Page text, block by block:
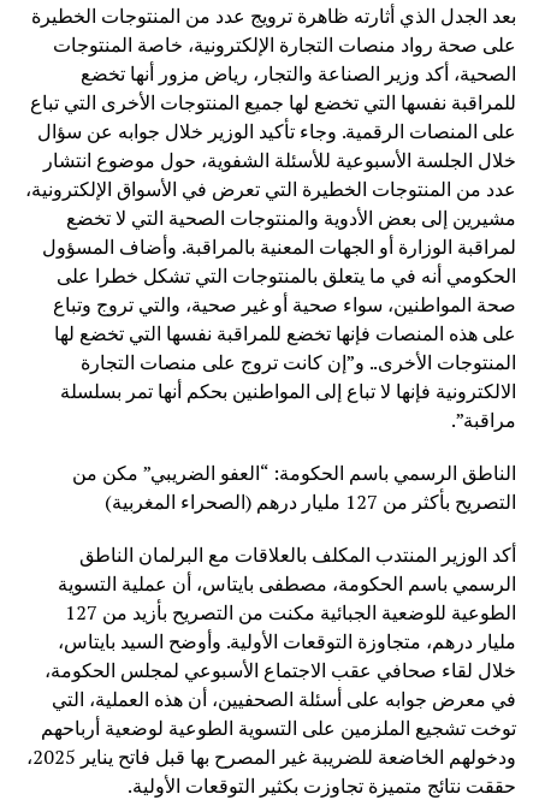
بعد الجدل الذي أثارته ظاهرة ترويج عدد من المنتوجات الخطيرة
على صحة رواد منصات التجارة الإلكترونية، خاصة المنتوجات
الصحية، أكد وزير الصناعة والتجار، رياض مزور أنها تخضع
للمراقبة نفسها التي تخضع لها جميع المنتوجات الأخرى التي تباع
على المنصات الرقمية. وجاء تأكيد الوزير خلال جوابه عن سؤال
خلال الجلسة الأسبوعية للأسئلة الشفوية، حول موضوع انتشار
عدد من المنتوجات الخطيرة التي تعرض في الأسواق الإلكترونية،
مشيرين إلى بعض الأدوية والمنتوجات الصحية التي لا تخضع
لمراقبة الوزارة أو الجهات المعنية بالمراقبة. وأضاف المسؤول
الحكومي أنه في ما يتعلق بالمنتوجات التي تشكل خطرا على
صحة المواطنين، سواء صحية أو غير صحية، والتي تروج وتباع
على هذه المنصات فإنها تخضع للمراقبة نفسها التي تخضع لها
المنتوجات الأخرى.. و”إن كانت تروج على منصات التجارة
الالكترونية فإنها لا تباع إلى المواطنين بحكم أنها تمر بسلسلة
مراقبة”.
الناطق الرسمي باسم الحكومة: “العفو الضريبي” مكن من
التصريح بأكثر من 127 مليار درهم (الصحراء المغربية)
أكد الوزير المنتدب المكلف بالعلاقات مع البرلمان الناطق
الرسمي باسم الحكومة، مصطفى بايتاس، أن عملية التسوية
الطوعية للوضعية الجبائية مكنت من التصريح بأزيد من 127
مليار درهم، متجاوزة التوقعات الأولية. وأوضح السيد بايتاس،
خلال لقاء صحافي عقب الاجتماع الأسبوعي لمجلس الحكومة،
في معرض جوابه على أسئلة الصحفيين، أن هذه العملية، التي
توخت تشجيع الملزمين على التسوية الطوعية لوضعية أرباحهم
ودخولهم الخاضعة للضريبة غير المصرح بها قبل فاتح يناير 2025،
حققت نتائج متميزة تجاوزت بكثير التوقعات الأولية.